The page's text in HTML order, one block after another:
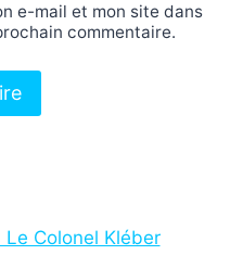
e-mail et mon site dans
commentaire.
Le Colonel Kléber